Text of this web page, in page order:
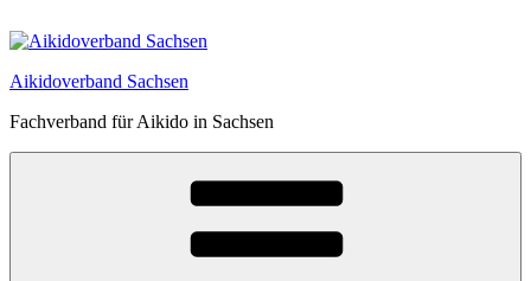
Inhalt
Aikidoverband Sachsen
Fachverband für Aikido in Sachsen